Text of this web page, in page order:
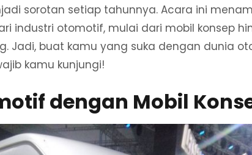
sorotan setiap tahunnya. Acara ini
industri otomotif, mulai dari mobil konsep
Jadi, buat kamu yang suka dengan dunia
kamu kunjungi!
dengan Mobil